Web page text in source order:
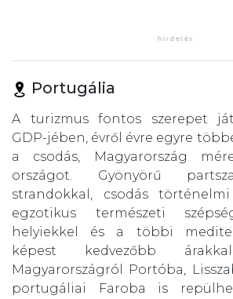
Portugália
A turizmus fontos szerepet
GDP-jében, évről évre egyre
a csodás, Magyarország
országot. Gyönyörű
strandokkal, csodás történelmi
egzotikus természeti
helyiekkel és a többi
képest kedvezőbb
Magyarországról Portóba,
portugáliai Faroba is